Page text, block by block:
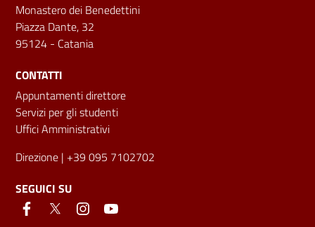
Monastero dei Benedettini
Piazza Dante, 32
95124 - Catania
CONTATTI
Appuntamenti direttore
Servizi per gli studenti
Uffici Amministrativi
Direzione | +39 095 7102702
SEGUICI SU